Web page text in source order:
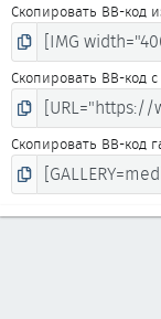
Скопировать BB-код
Скопировать BB-код
Скопировать BB-код